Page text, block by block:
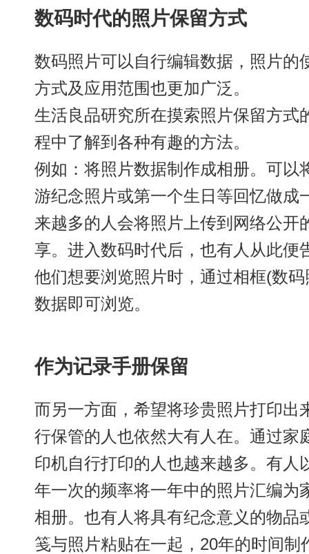
数码时代的照片保留方式
数码照片可以自行编辑数据，照片的
方式及应用范围也更加广泛。
生活良品研究所在摸索照片保留方式
程中了解到各种有趣的方法。
例如：将照片数据制作成相册。可以
游纪念照片或第一个生日等回忆做成
来越多的人会将照片上传到网络公开
享。进入数码时代后，也有人从此便
他们想要浏览照片时，通过相框(数
数据即可浏览。
作为记录手册保留
而另一方面，希望将珍贵照片打印出
行保管的人也依然大有人在。通过家
印机自行打印的人也越来越多。有人
年一次的频率将一年中的照片汇编为
相册。也有人将具有纪念意义的物品
笺与照片粘贴在一起，20年的时间